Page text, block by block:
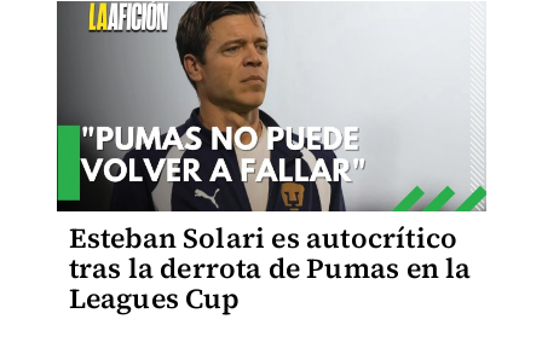
Esteban Solari es autocrítico
tras la derrota de Pumas en la
Leagues Cup